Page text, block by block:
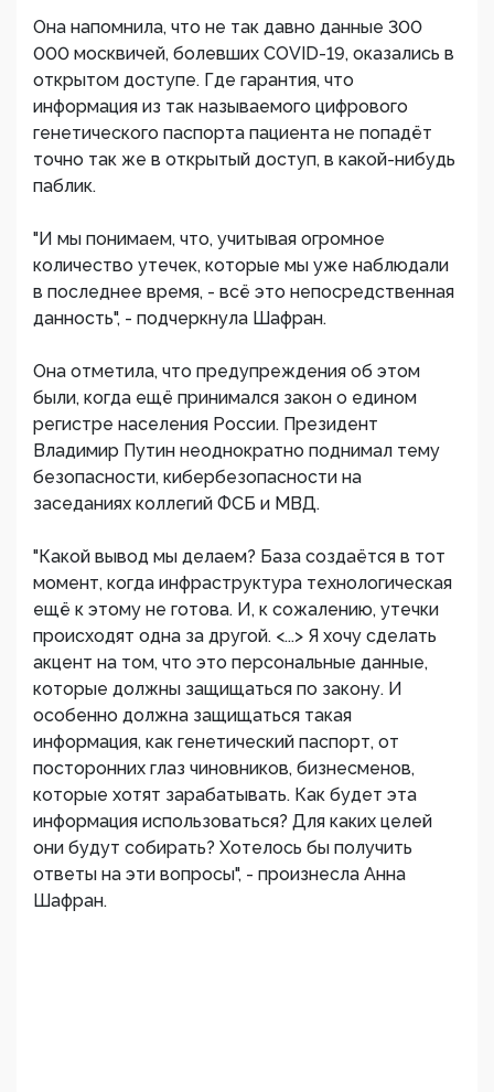
Она напомнила, что не так давно данные 300
000 москвичей, болевших COVID-19, оказались в
открытом доступе. Где гарантия, что
информация из так называемого цифрового
генетического паспорта пациента не попадёт
точно так же в открытый доступ, в какой-нибудь
паблик.
"И мы понимаем, что, учитывая огромное
количество утечек, которые мы уже наблюдали
в последнее время, - всё это непосредственная
данность", - подчеркнула Шафран.
Она отметила, что предупреждения об этом
были, когда ещё принимался закон о едином
регистре населения России. Президент
Владимир Путин неоднократно поднимал тему
безопасности, кибербезопасности на
заседаниях коллегий ФСБ и МВД.
"Какой вывод мы делаем? База создаётся в тот
момент, когда инфраструктура технологическая
ещё к этому не готова. И, к сожалению, утечки
происходят одна за другой. <...> Я хочу сделать
акцент на том, что это персональные данные,
которые должны защищаться по закону. И
особенно должна защищаться такая
информация, как генетический паспорт, от
посторонних глаз чиновников, бизнесменов,
которые хотят зарабатывать. Как будет эта
информация использоваться? Для каких целей
они будут собирать? Хотелось бы получить
ответы на эти вопросы", - произнесла Анна
Шафран.